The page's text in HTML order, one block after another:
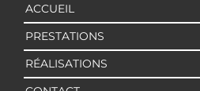
ACCUEIL
PRESTATIONS
RÉALISATIONS